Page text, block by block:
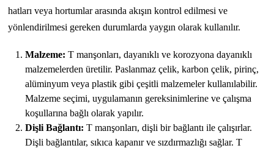
hatları veya hortumlar arasında akışın kontrol edilmesi ve
yönlendirilmesi gereken durumlarda yaygın olarak kullanılır.
Malzeme: T manşonları, dayanıklı ve korozyona dayanıklı
malzemelerden üretilir. Paslanmaz çelik, karbon çelik, pirinç,
alüminyum veya plastik gibi çeşitli malzemeler kullanılabilir.
Malzeme seçimi, uygulamanın gereksinimlerine ve çalışma
koşullarına bağlı olarak yapılır.
Dişli Bağlantı: T manşonları, dişli bir bağlantı ile çalışırlar.
Dişli bağlantılar, sıkıca kapanır ve sızdırmazlığı sağlar. T